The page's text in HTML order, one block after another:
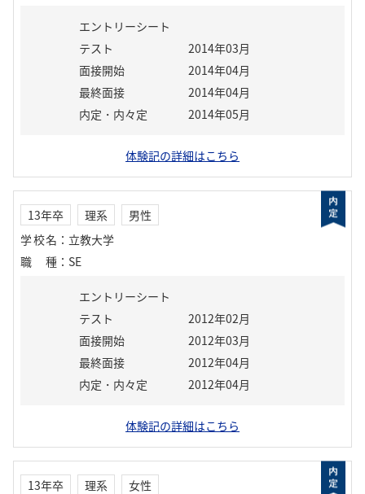
エントリーシート
テスト
2014年03月
面接開始
2014年04月
最終面接
2014年04月
内定・内々定
2014年05月
体験記の詳細はこちら
13年卒 理系
男性
学校名 ： 立教大学
職種 ： SE
エントリーシート
テスト
2012年02月
面接開始
2012年03月
最終面接
2012年04月
内定・内々定
2012年04月
体験記の詳細はこちら
13年卒 理系
女性